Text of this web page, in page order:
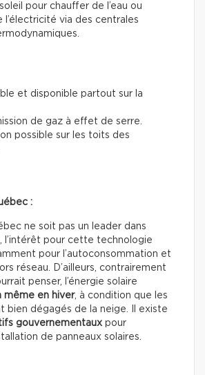
pour chauffer de l’eau ou
l’électricité via des centrales
et disponible partout sur la
de gaz à effet de serre.
possible sur les toits des
:
ne soit pas un leader dans
l’intérêt pour cette technologie
pour l’autoconsommation et
réseau. D’ailleurs, contrairement
penser, l’énergie solaire
même en hiver, à condition que les
bien dégagés de la neige. Il existe
gouvernementaux pour
de panneaux solaires.